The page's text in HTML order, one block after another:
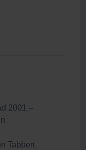
2001 –
Tabbert